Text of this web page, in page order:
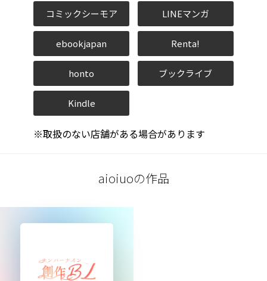
コミックシーモア LINEマンガ
ebookjapan Renta!
honto ブックライブ
Kindle
※取扱のない店舗がある場合があります
aioiuoの作品